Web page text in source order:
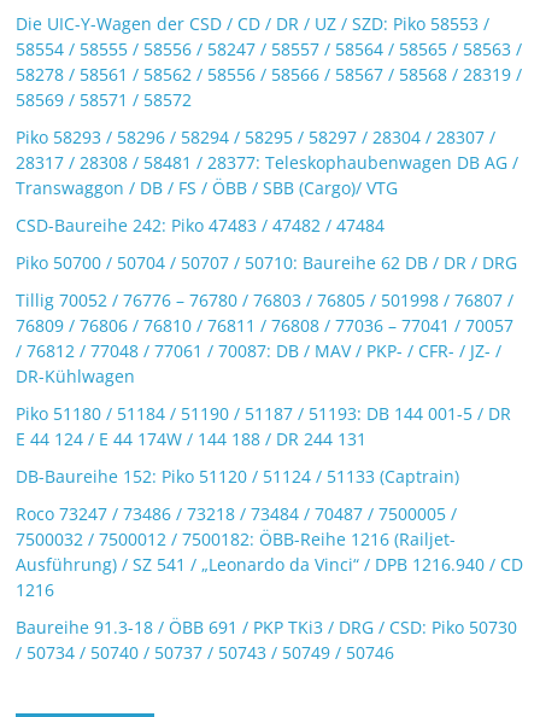
Die UIC-Y-Wagen der CSD / CD / DR / UZ / SZD: Piko 58553 /
58554 / 58555 / 58556 / 58247 / 58557 / 58564 / 58565 / 58563 /
58278 / 58561 / 58562 / 58556 / 58566 / 58567 / 58568 / 28319 /
58569 / 58571 / 58572
Piko 58293 / 58296 / 58294 / 58295 / 58297 / 28304 / 28307 /
28317 / 28308 / 58481 / 28377: Teleskophaubenwagen DB AG /
Transwaggon / DB / FS / ÖBB / SBB (Cargo)/ VTG
CSD-Baureihe 242: Piko 47483 / 47482 / 47484
Piko 50700 / 50704 / 50707 / 50710: Baureihe 62 DB / DR / DRG
Tillig 70052 / 76776 – 76780 / 76803 / 76805 / 501998 / 76807 /
76809 / 76806 / 76810 / 76811 / 76808 / 77036 – 77041 / 70057
/ 76812 / 77048 / 77061 / 70087: DB / MAV / PKP- / CFR- / JZ- /
DR-Kühlwagen
Piko 51180 / 51184 / 51190 / 51187 / 51193: DB 144 001-5 / DR
E 44 124 / E 44 174W / 144 188 / DR 244 131
DB-Baureihe 152: Piko 51120 / 51124 / 51133 (Captrain)
Roco 73247 / 73486 / 73218 / 73484 / 70487 / 7500005 /
7500032 / 7500012 / 7500182: ÖBB-Reihe 1216 (Railjet-
Ausführung) / SZ 541 / „Leonardo da Vinci“ / DPB 1216.940 / CD
1216
Baureihe 91.3-18 / ÖBB 691 / PKP TKi3 / DRG / CSD: Piko 50730
/ 50734 / 50740 / 50737 / 50743 / 50749 / 50746